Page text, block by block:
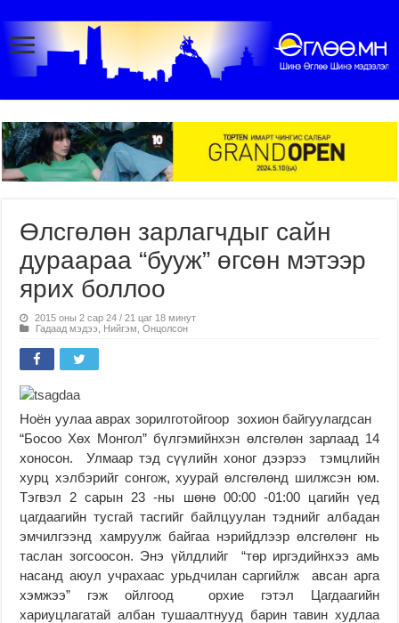
Өлсгөлөн зарлагчдыг сайн
дураараа “бууж” өгсөн мэтээр
ярих боллоо
2015 оны 2 сар 24 / 21 цаг 18 минут
Гадаад мэдээ
Нийгэм ,Онцолсон
Ноён уулаа аврах зорилготойгоор зохион байгуулагдсан
“Босоо Хөх Монгол” бүлгэмийнхэн өлсгөлөн зарлаад 14
хоносон. Улмаар тэд сүүлийн хоног дээрээ тэмцлийн
хурц хэлбэрийг сонгож, хуурай өлсгөлөнд шилжсэн юм.
Тэгвэл 2 сарын 23 -ны шөнө 00:00 -01:00 цагийн үед
цагдаагийн тусгай тасгийг байлцуулан тэднийг албадан
эмчилгээнд хамруулж байгаа нэрийдлээр өлсгөлөнг нь
таслан зогсоосон. Энэ үйлдлийг “төр иргэдийнхээ амь
насанд аюул учрахаас урьдчилан саргийлж авсан арга
хэмжээ” гэж ойлгоод орхие гэтэл Цагдаагийн
хариуцлагатай албан тушаалтнууд барин тавин худлаа